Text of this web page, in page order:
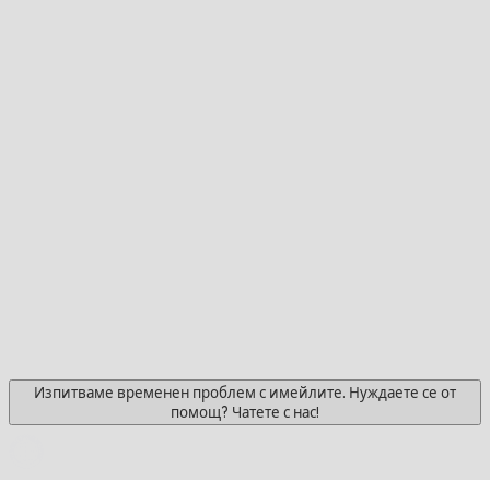
Изпитваме временен проблем с имейлите. Нуждаете се от
помощ? Чатете с нас!